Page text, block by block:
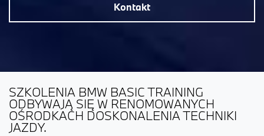
Kontakt
SZKOLENIA BMW BASIC TRAINING
ODBYWAJĄ SIĘ W RENOMOWANYCH
OŚRODKACH DOSKONALENIA TECHNIKI
JAZDY.